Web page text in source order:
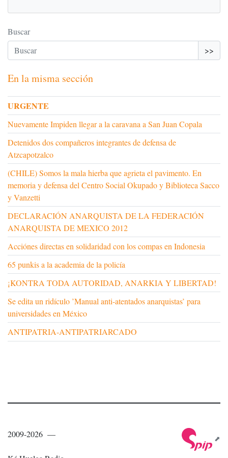
Buscar
>>
En la misma sección
URGENTE
Nuevamente Impiden llegar a la caravana a San Juan Copala
Detenidos dos compañeros integrantes de defensa de
Atzcapotzalco
(CHILE) Somos la mala hierba que agrieta el pavimento. En
memoria y defensa del Centro Social Okupado y Biblioteca Sacco
y Vanzetti
DECLARACIÓN ANARQUISTA DE LA FEDERACIÓN
ANARQUISTA DE MEXICO 2012
Acciónes directas en solidaridad con los compas en Indonesia
65 punkis a la academia de la policía
¡KONTRA TODA AUTORIDAD, ANARKIA Y LIBERTAD!
Se edita un ridículo ’Manual anti-atentados anarquistas’ para
universidades en México
ANTIPATRIA-ANTIPATRIARCADO
2009-2026 —